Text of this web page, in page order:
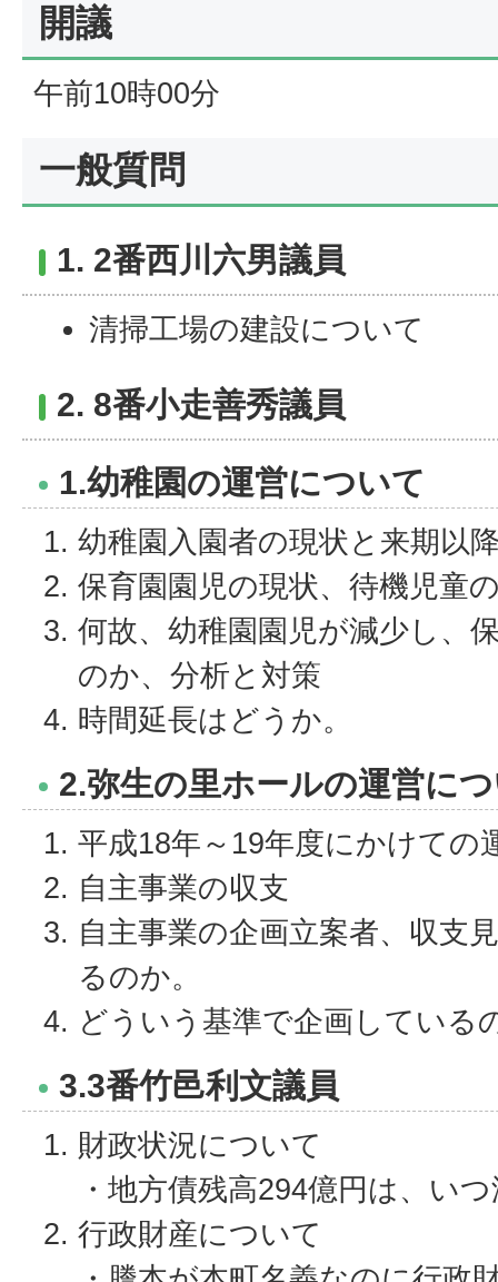
開議
午前10時00分
一般質問
1. 2番西川六男議員
清掃工場の建設について
2. 8番小走善秀議員
1.幼稚園の運営について
幼稚園入園者の現状と来期以
保育園園児の現状、待機児童
何故、幼稚園園児が減少し、
のか、分析と対策
時間延長はどうか。
2.弥生の里ホールの運営に
平成18年～19年度にかけての
自主事業の収支
自主事業の企画立案者、収支
るのか。
どういう基準で企画している
3.3番竹邑利文議員
財政状況について
・地方債残高294億円は、い
行政財産について